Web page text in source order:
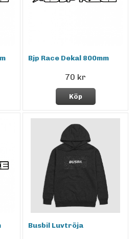
Bjp Race Dekal 800mm
70 kr
Köp
Busbil Luvtröja